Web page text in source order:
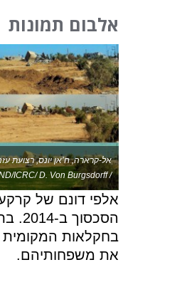
אלבום תמונות
אל-קרארה, ח’אן יונס, רצועת
/ CC BY-NC-ND/ICRC/ D. Von Burgsdorff
אלפי דונם של
בחקלאות המקומית
את משפחותיהם.